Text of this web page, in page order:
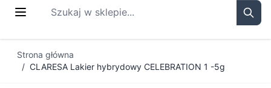
Szukaj w sklepie...
Strona główna
/ CLARESA Lakier hybrydowy CELEBRATION 1 -5g